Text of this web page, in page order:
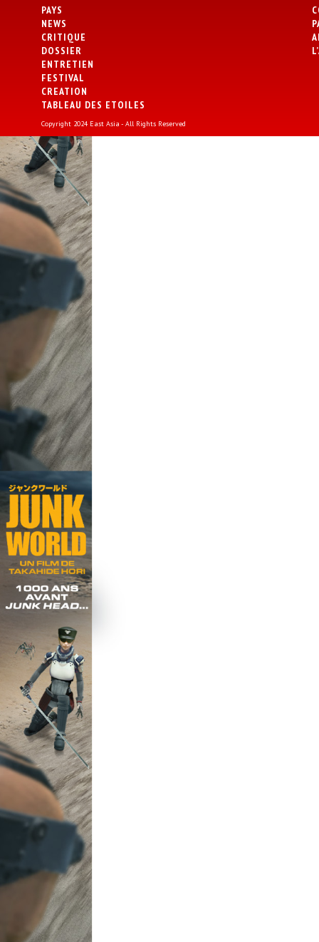
PAYS
NEWS
CRITIQUE
DOSSIER
ENTRETIEN
FESTIVAL
CREATION
TABLEAU DES ETOILES
Copyright 2024 East Asia - All Rights Reserved